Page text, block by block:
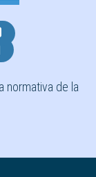
normativa de la